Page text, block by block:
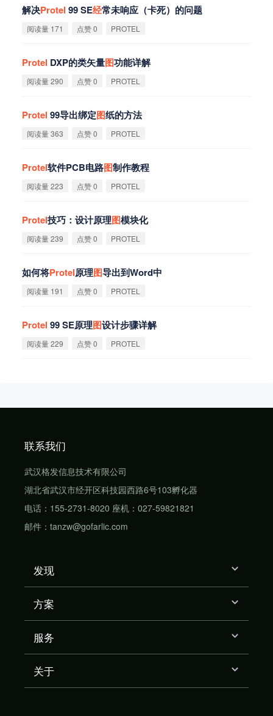
解决Protel 99 SE经常未响应（卡死）的问题
阅读量 171 点赞 0 PROTEL
Protel DXP的类矢量图功能详解
阅读量 290 点赞 0 PROTEL
Protel 99导出绑定图纸的方法
阅读量 363 点赞 0 PROTEL
Protel软件PCB电路图制作教程
阅读量 223 点赞 0 PROTEL
Protel技巧：设计原理图模块化
阅读量 239 点赞 0 PROTEL
如何将Protel原理图导出到Word中
阅读量 191 点赞 0 PROTEL
Protel 99 SE原理图设计步骤详解
阅读量 229 点赞 0 PROTEL
联系我们
武汉格发信息技术有限公司
湖北省武汉市经开区科技园西路6号103孵化器
电话：155-2731-8020 座机：027-59821821
邮件：tanzw@gofarlic.com
发现
方案
服务
关于